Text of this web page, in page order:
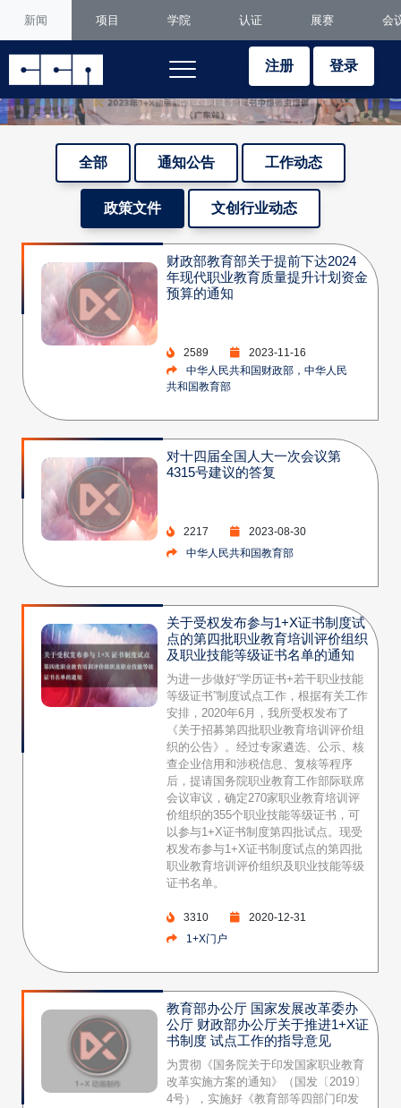
新闻 项目 学院 认证 展赛 会
注册 登录
全部 通知公告 工作动态
政策文件 文创行业动态
财政部教育部关于提前下达2024
年现代职业教育质量提升计划资金
预算的通知
2589
2023-11-16
中华人民共和国财政部，中华人民
共和国教育部
对十四届全国人大一次会议第
4315号建议的答复
2217
2023-08-30
中华人民共和国教育部
关于受权发布参与1+X证书制度试
点的第四批职业教育培训评价组织
及职业技能等级证书名单的通知
为进一步做好“学历证书+若干职业技能
等级证书”制度试点工作，根据有关工作
安排，2020年6月，我所受权发布了
《关于招募第四批职业教育培训评价组
织的公告》。经过专家遴选、公示、核
查企业信用和涉税信息、复核等程序
后，提请国务院职业教育工作部际联席
会议审议，确定270家职业教育培训评
价组织的355个职业技能等级证书，可
以参与1+X证书制度第四批试点。现受
权发布参与1+X证书制度试点的第四批
职业教育培训评价组织及职业技能等级
证书名单。
3310
2020-12-31
1+X门户
教育部办公厅 国家发展改革委办
公厅 财政部办公厅关于推进1+X证
书制度 试点工作的指导意见
为贯彻《国务院关于印发国家职业教育
改革实施方案的通知》（国发〔2019〕
4号），实施好《教育部等四部门印发